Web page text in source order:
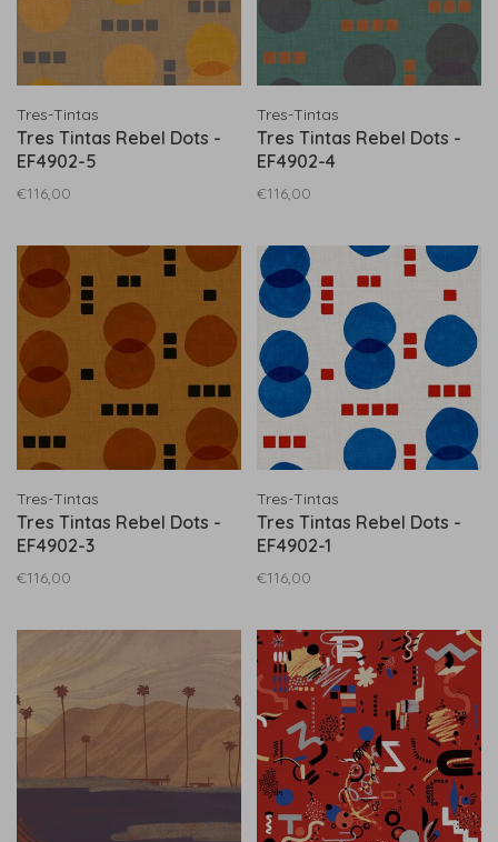
Tres-Tintas
Tres Tintas Rebel Dots -
EF4902-5
€116,00
Tres-Tintas
Tres Tintas Rebel Dots -
EF4902-4
€116,00
Tres-Tintas
Tres Tintas Rebel Dots -
EF4902-3
€116,00
Tres-Tintas
Tres Tintas Rebel Dots -
EF4902-1
€116,00